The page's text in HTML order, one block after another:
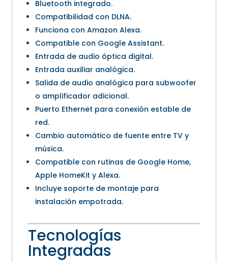
Bluetooth integrado.
Compatibilidad con DLNA.
Funciona con Amazon Alexa.
Compatible con Google Assistant.
Entrada de audio óptica digital.
Entrada auxiliar analógica.
Salida de audio analógica para subwoofer
o amplificador adicional.
Puerto Ethernet para conexión estable de
red.
Cambio automático de fuente entre TV y
música.
Compatible con rutinas de Google Home,
Apple HomeKit y Alexa.
Incluye soporte de montaje para
instalación empotrada.
Tecnologías
Integradas